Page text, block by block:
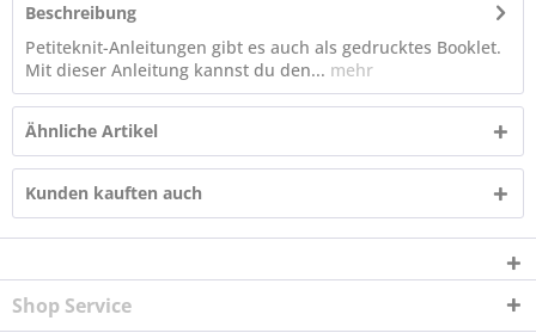
Beschreibung
Petiteknit-Anleitungen gibt es auch als gedrucktes Booklet.
Mit dieser Anleitung kannst du den... mehr
Ähnliche Artikel
Kunden kauften auch
Shop Service